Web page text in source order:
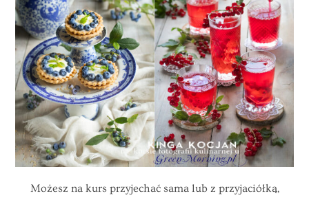
Możesz na kurs przyjechać sama lub z przyjaciółką,